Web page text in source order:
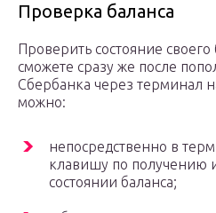
Проверка баланса
Проверить состояние своего
сможете сразу же после
Сбербанка через терминал
можно:
непосредственно в
клавишу по получению
состоянии баланса;